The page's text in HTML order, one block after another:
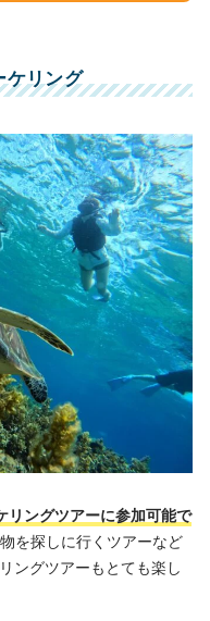
リング
リングツアーに参加可能で
を探しに行くツアーなど
ングツアーもとても楽し